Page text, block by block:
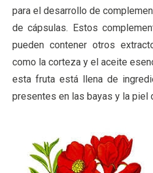
para el desarrollo de
de cápsulas. Estos
pueden contener otros
como la corteza y el aceite
esta fruta está llena de
presentes en las bayas y la piel